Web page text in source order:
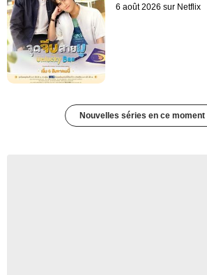
6 août 2026 sur Netflix
Nouvelles séries en ce moment